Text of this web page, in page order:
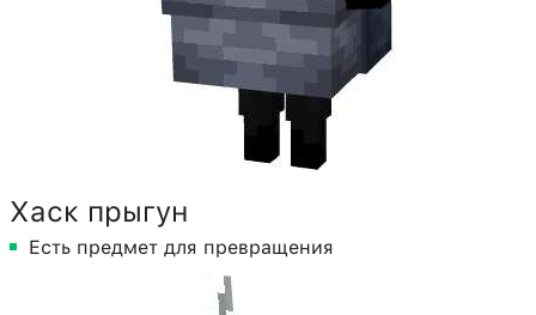
Хаск прыгун
Есть предмет для превращения